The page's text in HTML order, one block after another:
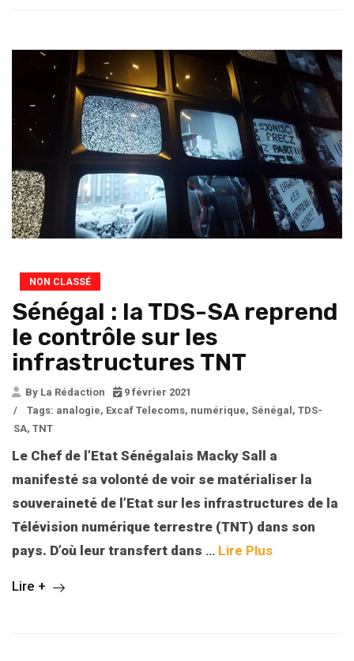
NON CLASSÉ
Sénégal : la TDS-SA reprend
le contrôle sur les
infrastructures TNT
By La Rédaction
9 février 2021
/
Tags: analogie, Excaf Telecoms, numérique, Sénégal , TDS-
SA, TNT
Le Chef de l’Etat Sénégalais Macky Sall a
manifesté sa volonté de voir se matérialiser la
souveraineté de l’Etat sur les infrastructures de la
Télévision numérique terrestre (TNT) dans son
pays. D’où leur transfert dans … Lire Plus
Lire +